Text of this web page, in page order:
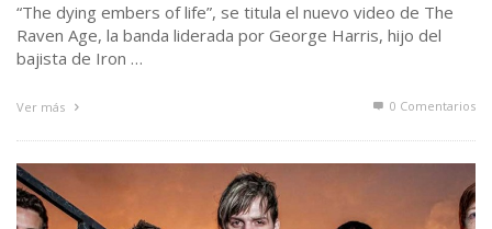
“The dying embers of life”, se titula el nuevo video de The
Raven Age, la banda liderada por George Harris, hijo del
bajista de Iron …
Ver más 0 Comentarios